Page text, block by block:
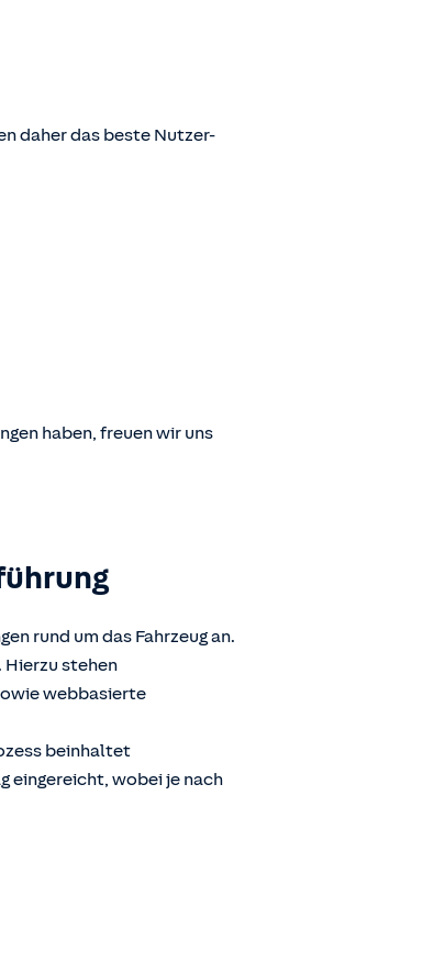
daher das beste Nutzer-
haben, freuen wir uns
rund um das Fahrzeug an.
stehen
webbasierte
beinhaltet
eingereicht, wobei je nach